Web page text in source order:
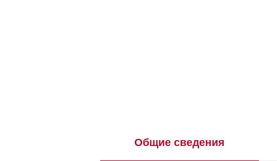
Общие сведения